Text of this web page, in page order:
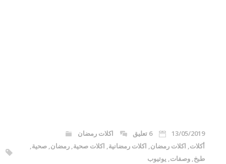
13/05/2019 6 تعليق
اكلات رمضان
أكلات, اكلات رمضان, اكلات رمضانية, اكلات صحية,رمضان,صحية,
طبخ,وصفات, يوتيوب